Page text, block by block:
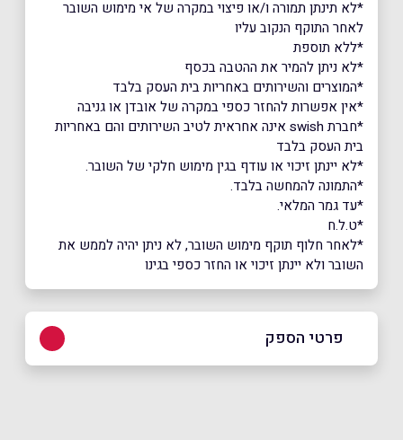
*לא תינתן תמורה ו/או פיצוי במקרה של אי מימוש השובר
לאחר התוקף הנקוב עליו
*ללא תוספת
*לא ניתן להמיר את ההטבה בכסף
*המוצרים והשירותים באחריות בית העסק בלבד
*אין אפשרות להחזר כספי במקרה של אובדן או גניבה
*חברת swish אינה אחראית לטיב השירותים והם באחריות
בית העסק בלבד
*לא יינתן זיכוי או עודף בגין מימוש חלקי של השובר.
*התמונה להמחשה בלבד.
*עד גמר המלאי.
*ט.ל.ח
*לאחר חלוף תוקף מימוש השובר, לא ניתן יהיה לממש את
השובר ולא יינתן זיכוי או החזר כספי בגינו
פרטי הספק